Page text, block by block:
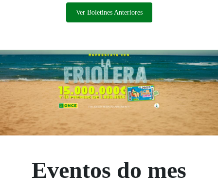
Ver Boletines Anteriores
Eventos do mes